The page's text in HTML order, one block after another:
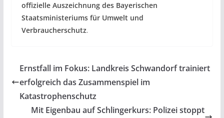
offizielle Auszeichnung des Bayerischen
Staatsministeriums für Umwelt und
Verbraucherschutz.
Ernstfall im Fokus: Landkreis Schwandorf trainiert
erfolgreich das Zusammenspiel im
Katastrophenschutz
Mit Eigenbau auf Schlingerkurs: Polizei stoppt